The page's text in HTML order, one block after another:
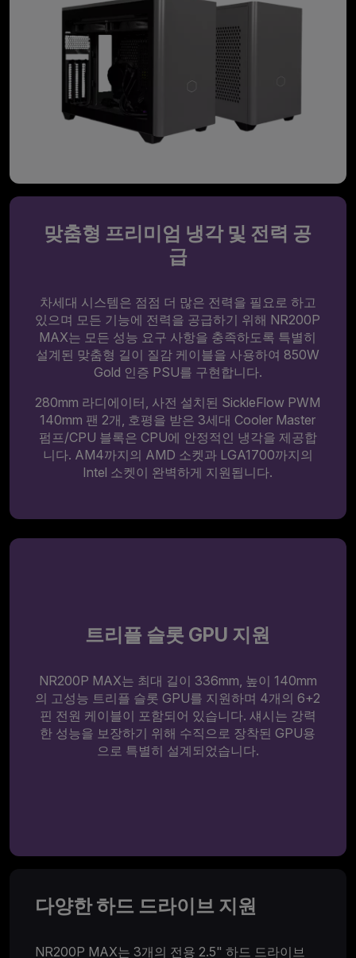
맞춤형 프리미엄 냉각 및 전력 공
급
차세대 시스템은 점점 더 많은 전력을 필요로 하고
있으며 모든 기능에 전력을 공급하기 위해 NR200P
MAX는 모든 성능 요구 사항을 충족하도록 특별히
설계된 맞춤형 길이 질감 케이블을 사용하여 850W
Gold 인증 PSU를 구현합니다.
280mm 라디에이터, 사전 설치된 SickleFlow PWM
140mm 팬 2개, 호평을 받은 3세대 Cooler Master
펌프/CPU 블록은 CPU에 안정적인 냉각을 제공합
니다. AM4까지의 AMD 소켓과 LGA1700까지의
Intel 소켓이 완벽하게 지원됩니다.
트리플 슬롯 GPU 지원
NR200P MAX는 최대 길이 336mm, 높이 140mm
의 고성능 트리플 슬롯 GPU를 지원하며 4개의 6+2
핀 전원 케이블이 포함되어 있습니다. 섀시는 강력
한 성능을 보장하기 위해 수직으로 장착된 GPU용
으로 특별히 설계되었습니다.
다양한 하드 드라이브 지원
NR200P MAX는 3개의 전용 2.5" 하드 드라이브